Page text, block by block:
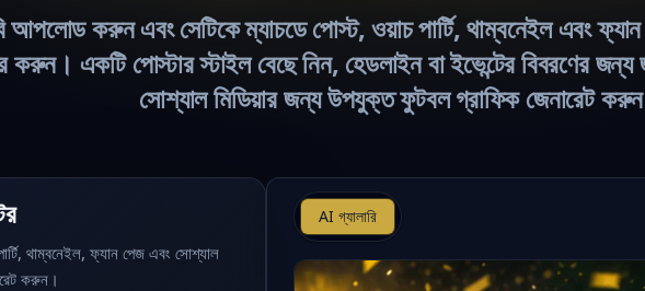
আপলোড করুন এবং সেটিকে ম্যাচডে পোস্ট, ওয়াচ পার্টি, থাম্বনেইল এবং
করুন। একটি পোস্টার স্টাইল বেছে নিন, হেডলাইন বা ইভেন্টের বিবরণের জন্য
সোশ্যাল মিডিয়ার জন্য উপযুক্ত ফুটবল গ্রাফিক জেনারেট
থাম্বনেইল, ফ্যান পেজ এবং সোশ্যাল
করুন।
AI গ্যালারি